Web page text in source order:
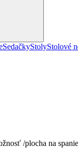
SedačkyStolyStolové
/plocha na spanie